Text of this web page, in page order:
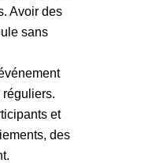
Avoir des
sans
et
des